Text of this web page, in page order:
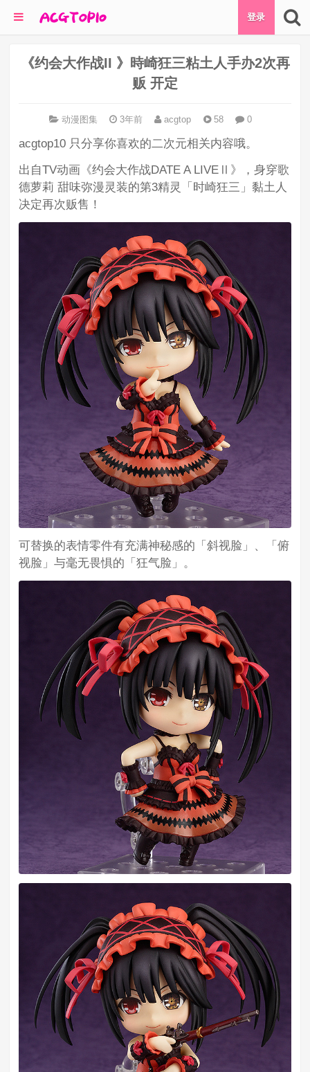
登录
《约会大作战II 》時崎狂三粘土人手办2次再
贩 开定
动漫图集 3年前 acgtop 58 0
acgtop10 只分享你喜欢的二次元相关内容哦。
出自TV动画《约会大作战DATE A LIVEⅡ》，身穿歌
德萝莉 甜味弥漫灵装的第3精灵「时崎狂三」黏土人
决定再次贩售！
可替换的表情零件有充满神秘感的「斜视脸」、「俯
视脸」与毫无畏惧的「狂气脸」。